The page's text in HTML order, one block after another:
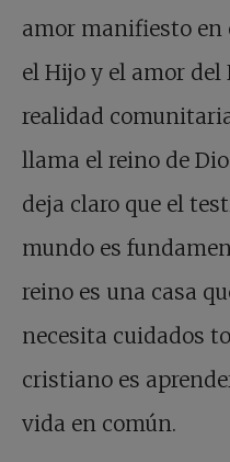
amor manifiesto en
el Hijo y el amor del
realidad
llama el reino de
deja claro que el
mundo es
reino es una casa
necesita cuidados
cristiano es
vida en común.